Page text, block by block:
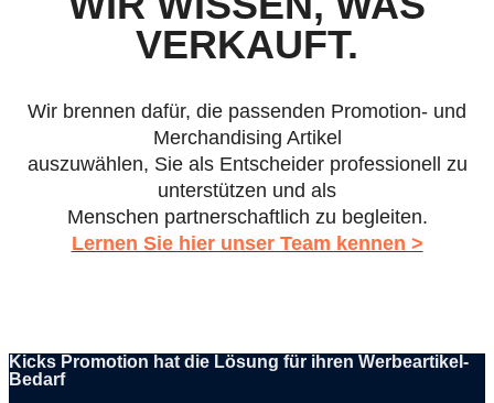
VERKAUFT.
Wir brennen dafür, die passenden Promotion- und
Merchandising Artikel
auszuwählen, Sie als Entscheider professionell zu
unterstützen und als
Menschen partnerschaftlich zu begleiten.
Lernen Sie hier unser Team kennen >
Kicks Promotion hat die Lösung für ihren Werbeartikel-
Bedarf